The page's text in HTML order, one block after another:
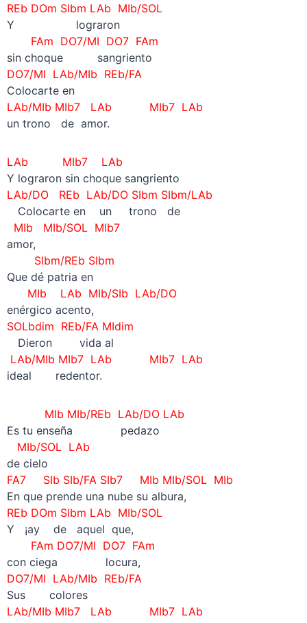
REb DOm SIbm LAb MIb/SOL
Y lograron
FAm DO7/MI DO7 FAm
sin choque sangriento
DO7/MI LAb/MIb REb/FA
Colocarte en
LAb/MIb MIb7 LAb MIb7 LAb
un trono de amor.
LAb MIb7 LAb
Y lograron sin choque sangriento
LAb/DO REb LAb/DO SIbm SIbm/LAb
Colocarte en un trono de
MIb MIb/SOL MIb7
amor,
SIbm/REb SIbm
Que dé patria en
MIb LAb MIb/SIb LAb/DO
enérgico acento,
SOLbdim REb/FA MIdim
Dieron vida al
LAb/MIb MIb7 LAb MIb7 LAb
ideal redentor.
MIb MIb/REb LAb/DO LAb
Es tu enseña pedazo
MIb/SOL LAb
de cielo
FA7 SIb SIb/FA SIb7 MIb MIb/SOL MIb
En que prende una nube su albura,
REb DOm SIbm LAb MIb/SOL
Y ¡ay de aquel que,
FAm DO7/MI DO7 FAm
con ciega locura,
DO7/MI LAb/MIb REb/FA
Sus colores
LAb/MIb MIb7 LAb MIb7 LAb